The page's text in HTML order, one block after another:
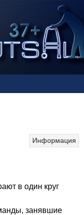
Информация
в один круг
занявшие